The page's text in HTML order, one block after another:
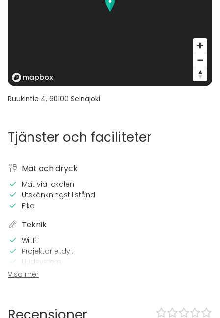
Ruukintie 4, 60100 Seinäjoki
Tjänster och faciliteter
Mat och dryck
Mat via lokalen
Utskänkningstillstånd
Fika
Teknik
Wi-Fi
Projektor el.dyl.
Ljudsystem
I lokalen
Utrustning
Visa mer